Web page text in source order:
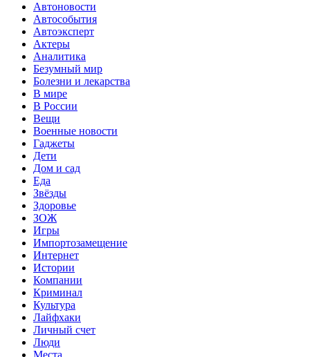
Автоновости
Автособытия
Автоэксперт
Актеры
Аналитика
Безумный мир
Болезни и лекарства
В мире
В России
Вещи
Военные новости
Гаджеты
Дети
Дом и сад
Еда
Звёзды
Здоровье
ЗОЖ
Игры
Импортозамещение
Интернет
Истории
Компании
Криминал
Культура
Лайфхаки
Личный счет
Люди